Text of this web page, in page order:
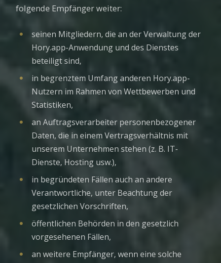
folgende Empfänger weiter:
seinen Mitgliedern, die an der Verwaltung der
Hory.app-Anwendung und des Dienstes
beteiligt sind,
in begrenztem Umfang anderen Hory.app-
Nutzern im Rahmen von Wettbewerben und
Statistiken,
an Auftragsverarbeiter personenbezogener
Daten, die in einem Vertragsverhältnis mit
unserem Unternehmen stehen (z. B. IT-
Dienste, Hosting usw.),
in begründeten Fällen auch an andere
Verantwortliche, unter Beachtung der
gesetzlichen Vorschriften,
öffentlichen Behörden in den gesetzlich
vorgesehenen Fällen,
an weitere Empfänger, wenn eine solche